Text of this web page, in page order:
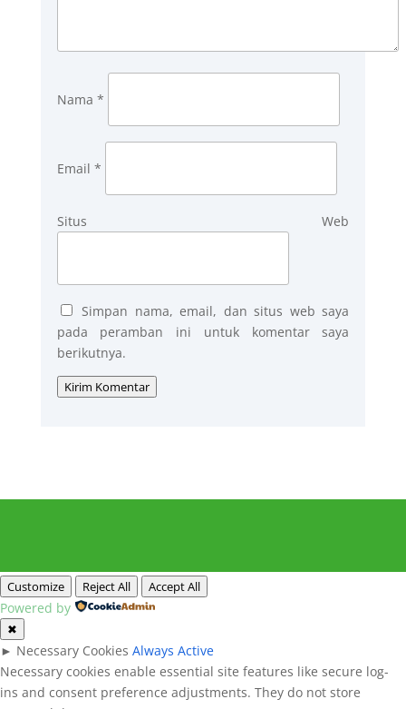
Nama *
Email *
Situs Web
Simpan nama, email, dan situs web saya
pada peramban ini untuk komentar saya
berikutnya.
Kirim Komentar
Customize Reject All Accept All
Powered by
✖
► Necessary Cookies Always Active
Necessary cookies enable essential site features like secure log-
ins and consent preference adjustments. They do not store